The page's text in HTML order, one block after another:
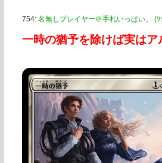
754: 名無しプレイヤー＠手札いっぱい。 (
一時の猶予を除けば実は